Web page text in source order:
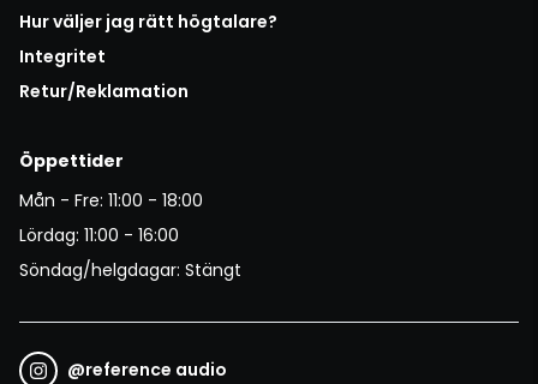
Hur väljer jag rätt högtalare?
Integritet
Retur/Reklamation
Öppettider
Mån - Fre: 11:00 - 18:00
Lördag: 11:00 - 16:00
Söndag/helgdagar: Stängt
@reference audio